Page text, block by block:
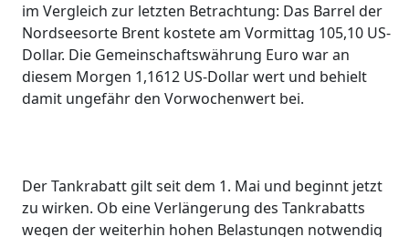
im Vergleich zur letzten Betrachtung: Das Barrel der
Nordseesorte Brent kostete am Vormittag 105,10 US-
Dollar. Die Gemeinschaftswährung Euro war an
diesem Morgen 1,1612 US-Dollar wert und behielt
damit ungefähr den Vorwochenwert bei.
Der Tankrabatt gilt seit dem 1. Mai und beginnt jetzt
zu wirken. Ob eine Verlängerung des Tankrabatts
wegen der weiterhin hohen Belastungen notwendig